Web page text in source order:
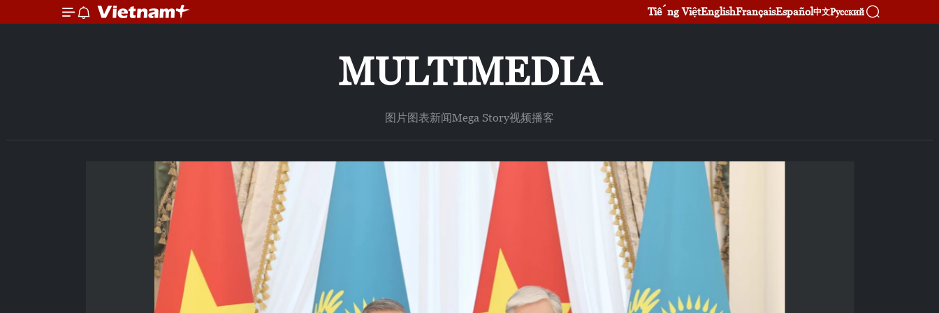
Tiếng ViệtEnglishFrançaisEspañol中文Русский
MULTIMEDIA
图片图表新闻Mega Story视频播客